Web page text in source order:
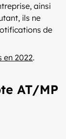
ainsi
ils ne
de
en 2022.
AT/MP